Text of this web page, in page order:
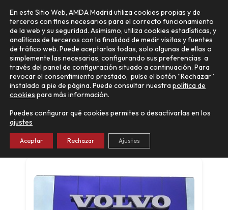
contenido
Main
Menu
Auto Elia Francisco Aritio
(Postventa/Carrocería)
VOLVO Guadalajara
En este Sitio Web, AMDA Madrid utiliza cookies propias y de
terceros con fines necesarios para el correcto funcionamiento
de la web y su seguridad. Asimismo, utiliza cookies estadísticas, y
analíticas de terceros con la finalidad de medir visitas y fuentes
de tráfico web. Puede aceptarlas todas, solo algunas de ellas o
simplemente las necesarias, configurando sus preferencias a
través del panel de configuración situado a continuación. Para
revocar el consentimiento prestado, pulse el botón “Rechazar”
instalado a pie de página. Puede consultar nuestrapolítica de
cookies para más información.
Puedes configurar qué cookies permites o desactivarlas en los
ajustes
Aceptar Rechazar Ajustes